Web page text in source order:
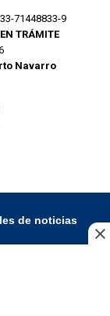
71448833-9
EN TRÁMITE
Navarro
de noticias